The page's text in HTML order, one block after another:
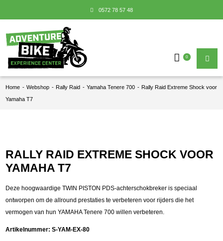
0572 78 57 48
0
Home - Webshop - Rally Raid - Yamaha Tenere 700 - Rally Raid Extreme Shock voor
Yamaha T7
RALLY RAID EXTREME SHOCK VOOR
YAMAHA T7
Artikelnummer:S-YAM-EX-80
Deze hoogwaardige TWIN PISTON PDS-achterschokbreker is speciaal
ontworpen om de allround prestaties te verbeteren voor rijders die het
vermogen van hun YAMAHA Tenere 700 willen verbeteren.